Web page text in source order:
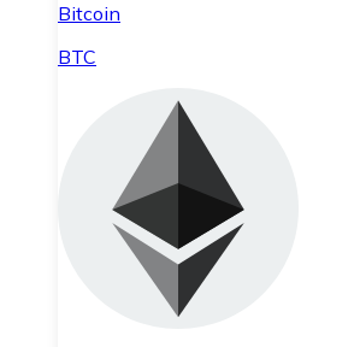
Bitcoin
BTC